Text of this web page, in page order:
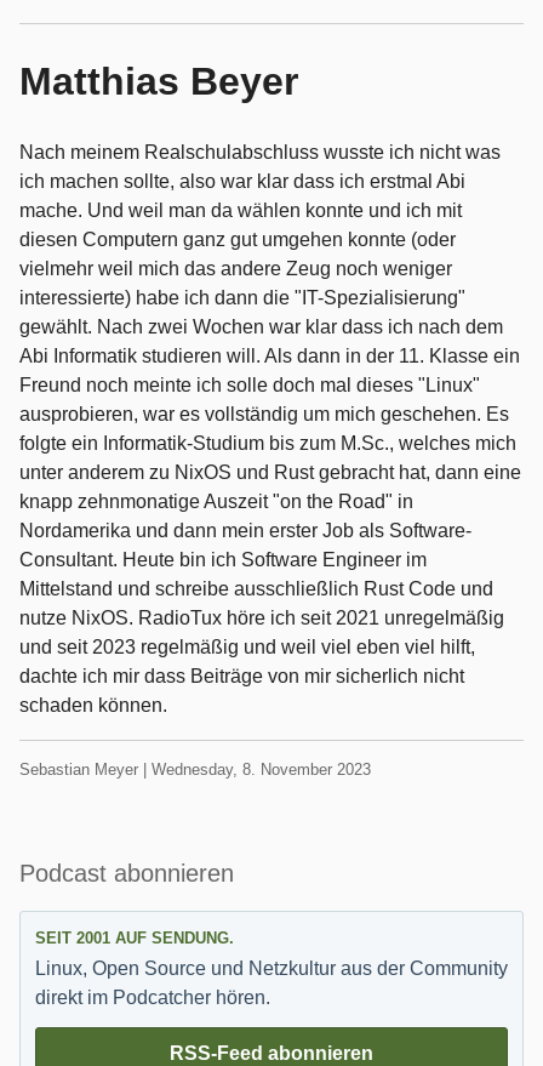
Matthias Beyer
Nach meinem Realschulabschluss wusste ich nicht was
ich machen sollte, also war klar dass ich erstmal Abi
mache. Und weil man da wählen konnte und ich mit
diesen Computern ganz gut umgehen konnte (oder
vielmehr weil mich das andere Zeug noch weniger
interessierte) habe ich dann die "IT-Spezialisierung"
gewählt. Nach zwei Wochen war klar dass ich nach dem
Abi Informatik studieren will. Als dann in der 11. Klasse ein
Freund noch meinte ich solle doch mal dieses "Linux"
ausprobieren, war es vollständig um mich geschehen. Es
folgte ein Informatik-Studium bis zum M.Sc., welches mich
unter anderem zu NixOS und Rust gebracht hat, dann eine
knapp zehnmonatige Auszeit "on the Road" in
Nordamerika und dann mein erster Job als Software-
Consultant. Heute bin ich Software Engineer im
Mittelstand und schreibe ausschließlich Rust Code und
nutze NixOS. RadioTux höre ich seit 2021 unregelmäßig
und seit 2023 regelmäßig und weil viel eben viel hilft,
dachte ich mir dass Beiträge von mir sicherlich nicht
schaden können.
Geschrieben
Sebastian Meyer | am
Wednesday, 8. November 2023
Seitenleiste
Podcast abonnieren
SEIT 2001 AUF SENDUNG.
Linux, Open Source und Netzkultur aus der Community
direkt im Podcatcher hören.
RSS-Feed abonnieren